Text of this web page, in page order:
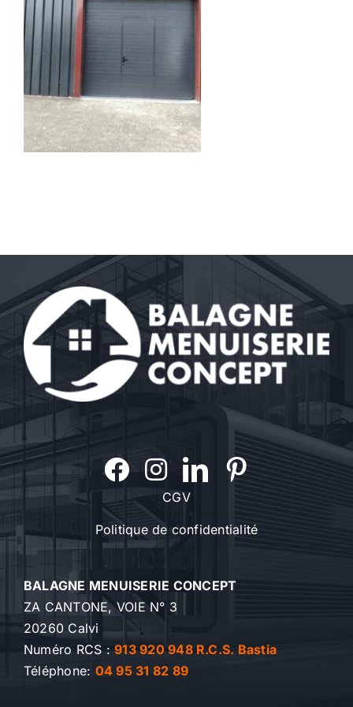
Contact
A propos
Clients
CGV
Politique de confidentialité
BALAGNE MENUISERIE CONCEPT
ZA CANTONE, VOIE N° 3
20260 Calvi
Numéro RCS :913 920 948 R.C.S. Bastia
Téléphone: 04 95 31 82 89